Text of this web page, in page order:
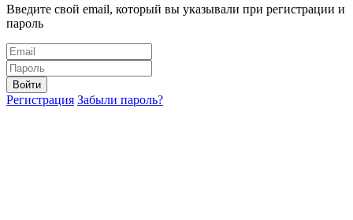
Введите свой email, который вы указывали при регистрации и
пароль
Войти
Регистрация Забыли пароль?